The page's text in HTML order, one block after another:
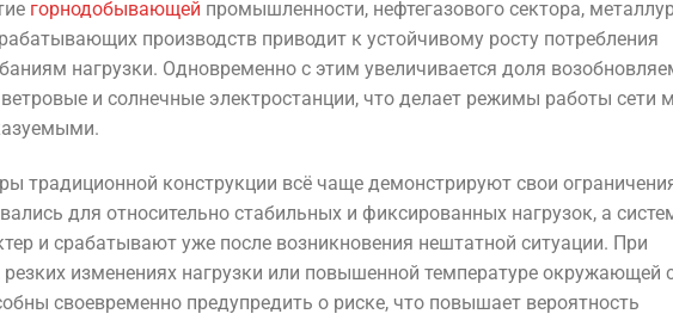
горнодобывающей промышленности, нефтегазового сектора,
производств приводит к устойчивому росту потребления
нагрузки. Одновременно с этим увеличивается доля
и солнечные электростанции, что делает режимы работы сети
традиционной конструкции всё чаще демонстрируют свои
для относительно стабильных и фиксированных нагрузок, а
и срабатывают уже после возникновения нештатной ситуации. При
резких изменениях нагрузки или повышенной температуре окружающей
своевременно предупредить о риске, что повышает вероятность